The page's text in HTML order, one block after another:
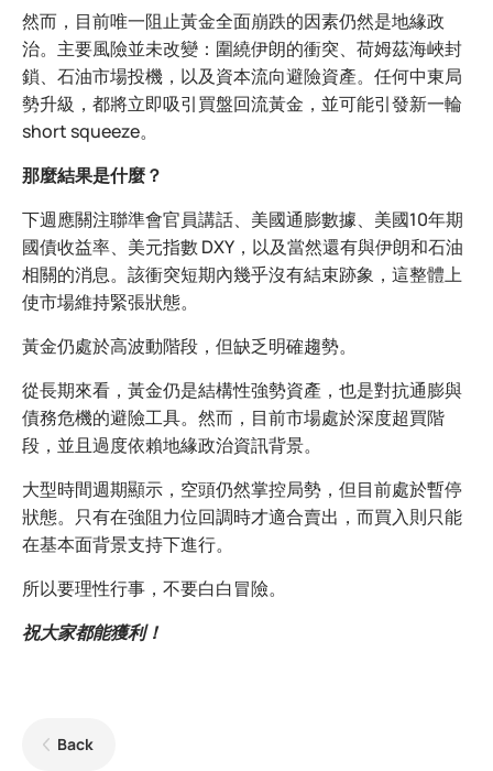
然而，目前唯一阻止黃金全面崩跌的因素仍然是地緣政
治。主要風險並未改變：圍繞伊朗的衝突、荷姆茲海峽封
鎖、石油市場投機，以及資本流向避險資產。任何中東局
勢升級，都將立即吸引買盤回流黃金，並可能引發新一輪
short squeeze。
那麼結果是什麼？
下週應關注聯準會官員講話、美國通膨數據、美國10年期
國債收益率、美元指數 DXY，以及當然還有與伊朗和石油
相關的消息。該衝突短期內幾乎沒有結束跡象，這整體上
使市場維持緊張狀態。
黃金仍處於高波動階段，但缺乏明確趨勢。
從長期來看，黃金仍是結構性強勢資產，也是對抗通膨與
債務危機的避險工具。然而，目前市場處於深度超買階
段，並且過度依賴地緣政治資訊背景。
大型時間週期顯示，空頭仍然掌控局勢，但目前處於暫停
狀態。只有在強阻力位回調時才適合賣出，而買入則只能
在基本面背景支持下進行。
所以要理性行事，不要白白冒險。
祝大家都能獲利！
Back